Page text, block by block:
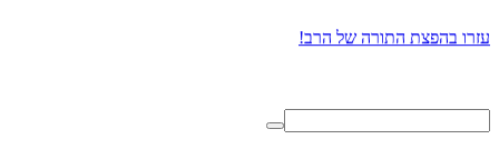
עזרו בהפצת התורה של הרב!